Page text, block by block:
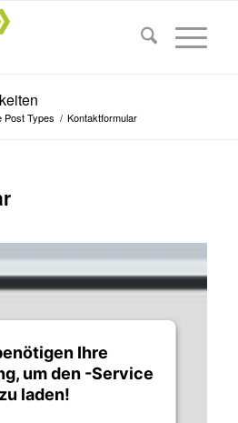
Post Types / Kontaktformular
Ihre
um den -Service
zu laden!